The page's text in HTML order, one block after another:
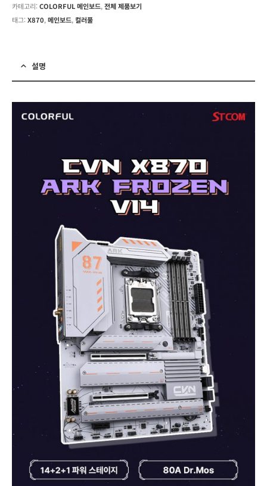
카테고리:COLORFUL 메인보드, 전체 제품보기
태그:X870,메인보드,컬러풀
설명